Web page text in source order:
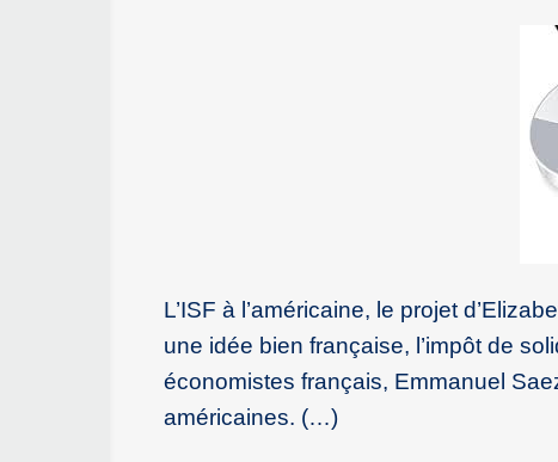
L’ISF à l’américaine, le projet
une idée bien française, l’impôt de
économistes français, Emmanuel
américaines. (…)